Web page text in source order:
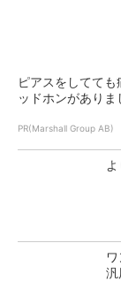
ピアスをしてても
ッドホンがありま
PR(Marshall Group AB)
汎